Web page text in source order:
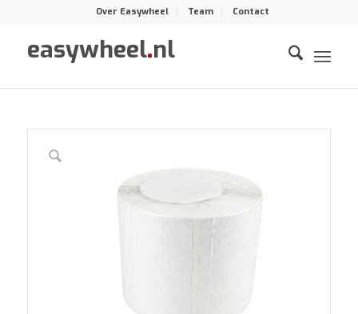
Over Easywheel Team Contact
easywheel.nl